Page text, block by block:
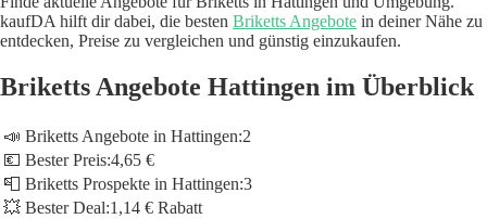
kaufDA hilft dir dabei, die besten Briketts Angebote in deiner Nähe zu
entdecken, Preise zu vergleichen und günstig einzukaufen.
Briketts Angebote Hattingen im Überblick
📣 Briketts Angebote in Hattingen:2
💶 Bester Preis:4,65 €
📮 Briketts Prospekte in Hattingen:3
💥 Bester Deal:1,14 € Rabatt